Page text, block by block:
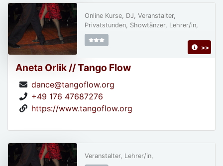
Aneta Orlik // Tango Flow
dance@tangoflow.org
+49 176 47687276
https://www.tangoflow.org
Online Kurse, DJ, Veranstalter,
Privatstunden, Showtänzer, Lehrer/in,
>>
Veranstalter, Lehrer/in,